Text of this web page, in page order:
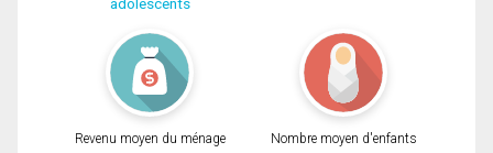
Revenu moyen du ménage Nombre moyen d'enfants